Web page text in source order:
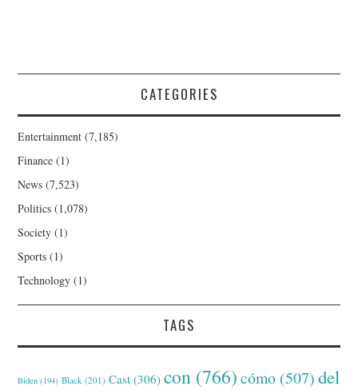
CATEGORIES
Entertainment (7,185)
Finance (1)
News (7,523)
Politics (1,078)
Society (1)
Sports (1)
Technology (1)
TAGS
Biden (194) Black (201) Cast (306) con (766) cómo (507) del